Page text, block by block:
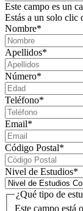
Este campo es un
Estás a un solo clic
Nombre*
Apellidos*
Número*
Teléfono*
Email*
Código Postal*
Nivel de Estudios*
Este campo está
¿Qué tipo de